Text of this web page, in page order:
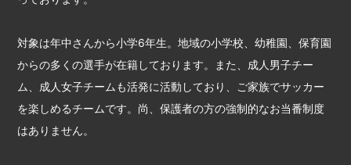
対象は年中さんから小学6年生。地域の小学校、幼稚園、保育園
からの多くの選手が在籍しております。また、成人男子チー
ム、成人女子チームも活発に活動しており、ご家族でサッカー
を楽しめるチームです。尚、保護者の方の強制的なお当番制度
はありません。